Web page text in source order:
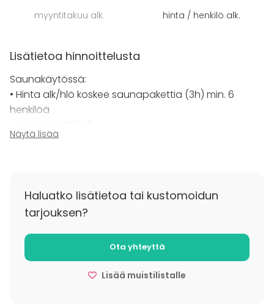
Kattosauna tarjoaa upean ympäristön ryhmille, jotka
haluavat nauttia ainutlaatuisista puitteista sekä
myyntitakuu alk. hinta / henkilö alk.
Lisätietoa hinnoittelusta
Saunakäytössä:
• Hinta alk/hlö koskee saunapakettia (3h) min. 6
henkilöä
• Lisätunnit: 100€ /h
Näytä lisää
Haluatko lisätietoa tai kustomoidun
tarjouksen?
Ota yhteyttä
Lisää muistilistalle